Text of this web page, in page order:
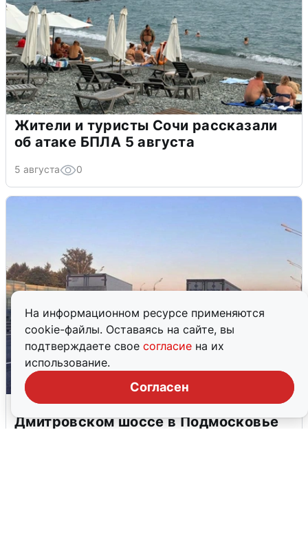
На информационном ресурсе применяются
cookie-файлы. Оставаясь на сайте, вы
подтверждаете свое согласие на их
использование.
Согласен
Жители и туристы Сочи рассказали
об атаке БПЛА 5 августа
5 августа 0
Пять машин столкнулись на
Дмитровском шоссе в Подмосковье